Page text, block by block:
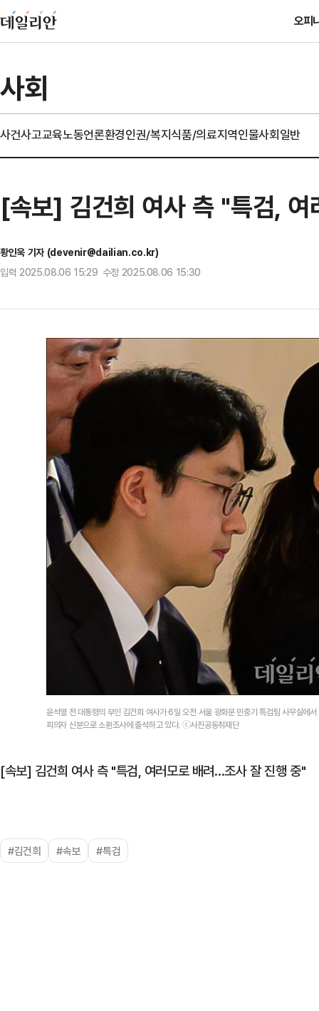
오피
사회
사건사고교육노동언론환경인권/복지식품/의료지역인물사회일반
[속보] 김건희 여사 측 "특검,
황인욱 기자 (devenir@dailian.co.kr)
입력 2025.08.06 15:29 수정 2025.08.06 15:30
윤석열 전 대통령의 부인 김건희 여사가 6일 오전 서울 광화문 민중기 특검팀 사무실에
피의자 신분으로 소환조사에 출석하고 있다. ⓒ사진공동취재단
[속보] 김건희 여사 측 "특검, 여러모로 배려…조사 잘 진행 중"
#김건희 #속보 #특검